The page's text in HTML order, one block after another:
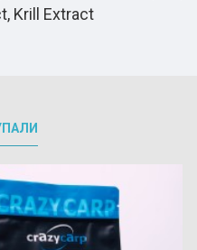
Krill Extract